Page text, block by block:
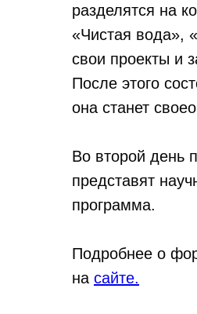
разделятся на
«Чистая вода»,
свои проекты и
После этого
она станет
Во второй день
представят
программа.
Подробнее о
на сайте.